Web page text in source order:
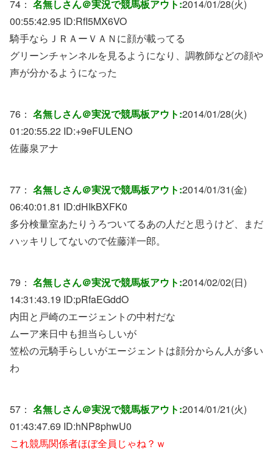
74： 名無しさん＠実況で競馬板アウト:2014/01/28(火)
00:55:42.95 ID:RfI5MX6VO
騎手ならＪＲＡーＶＡＮに顔が載ってる
グリーンチャンネルを見るようになり、調教師などの顔や
声が分かるようになった
76： 名無しさん＠実況で競馬板アウト:2014/01/28(火)
01:20:55.22 ID:+9eFULENO
佐藤泉アナ
77： 名無しさん＠実況で競馬板アウト:2014/01/31(金)
06:40:01.81 ID:dHIkBXFK0
多分検量室あたりうろついてるあの人だと思うけど、まだ
ハッキリしてないので佐藤洋一郎。
79： 名無しさん＠実況で競馬板アウト:2014/02/02(日)
14:31:43.19 ID:pRfaEGddO
内田と戸崎のエージェントの中村だな
ムーア来日中も担当らしいが
笠松の元騎手らしいがエージェントは顔分からん人が多い
わ
57： 名無しさん＠実況で競馬板アウト:2014/01/21(火)
01:43:47.69 ID:hNP8phwU0
これ競馬関係者ほぼ全員じゃね？ｗ